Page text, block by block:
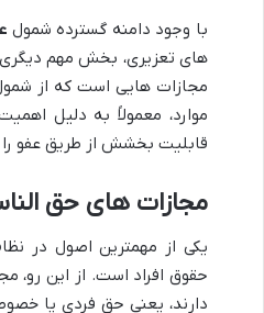
با وجود دامنه گسترده شمول
های تعزیری، بخش مهم
مجازات هایی است که از
موارد، معمولاً به دلیل
قابلیت بخشش از طریق عفو را
مجازات های حق
یکی از مهمترین اصول در
حقوق افراد است. از این رو،
دارند، یعنی حق فردی یا